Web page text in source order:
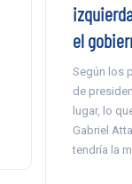
el
Según los
de
lugar, lo
Gabriel
tendría la